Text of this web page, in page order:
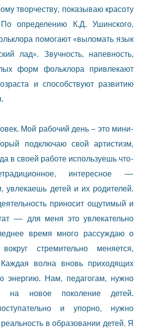
творчеству, показываю красоту
определению К.Д. Ушинского,
помогают «выломать язык
лад». Звучность, напевность,
форм фольклора привлекают
и способствуют развитию
Мой рабочий день – это мини-
подключаю свой артистизм,
в своей работе используешь что-
интересное —
увлекаешь детей и их родителей.
приносит ощутимый и
— для меня это увлекательно
время много рассуждаю о
стремительно меняется,
волна вновь приходящих
энергию. Нам, педагогам, нужно
на новое поколение детей.
и упорно, нужно
в образовании детей. Я